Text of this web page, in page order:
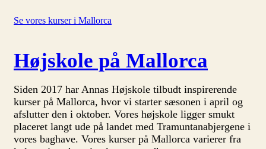
Se vores kurser i Mallorca
Højskole på Mallorca
Siden 2017 har Annas Højskole tilbudt inspirerende
kurser på Mallorca, hvor vi starter sæsonen i april og
afslutter den i oktober. Vores højskole ligger smukt
placeret langt ude på landet med Tramuntanabjergene i
vores baghave. Vores kurser på Mallorca varierer fra